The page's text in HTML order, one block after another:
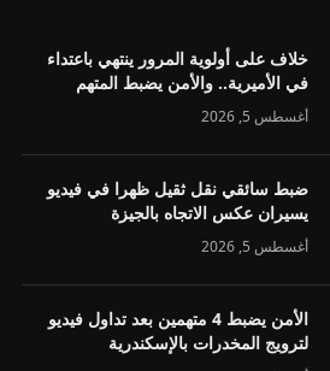
خلاف على أولوية المرور ينتهي باعتداء
في الأميرية.. والأمن يضبط المتهم
أغسطس 5, 2026
ضبط سائقي نقل ثقيل ظهرا في فيديو
يسيران عكس الاتجاه بالجيزة
أغسطس 5, 2026
الأمن يضبط 4 متهمين بعد تداول فيديو
لترويج المخدرات بالإسكندرية